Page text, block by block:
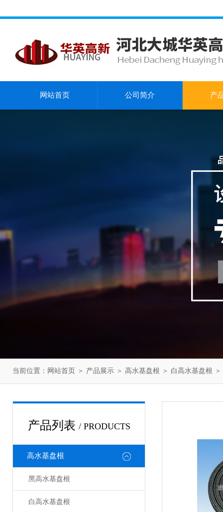
网站首页 公司简介 产
当前位置： 网站首页 ＞ 产品展示 ＞ 高水基盘根 ＞ 白高水基盘根
产品列表 / PRODUCTS
高水基盘根
黑高水基盘根
白高水基盘根